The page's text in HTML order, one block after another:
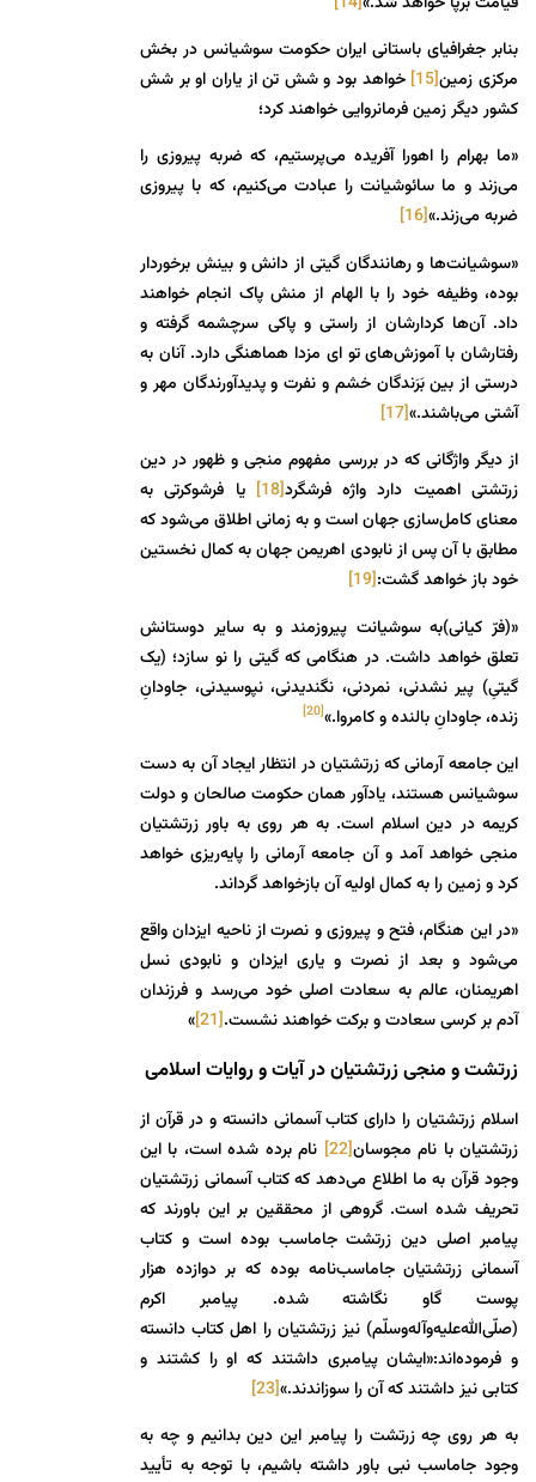
بنابر جغرافیای باستانی ایران حکومت سوشیانس در بخش
مرکزی زمین[15]
خواهد بود و شش تن از یاران او بر شش
کشور دیگر زمین فرمانروایی خواهند کرد؛
«ما بهرام را اهورا آفریده می‌‏پرستیم، که ضربه پیروزی را
می‌‏زند و ما سائوشیانت را عبادت می‌کنیم، که با پیروزی
ضربه می‌زند.»[16]
«سوشیانت‌‏ها و رهانندگان گیتی از دانش و بینش برخوردار
بوده، وظیفه خود را با الهام از منش پاک انجام خواهند
داد. آن‌ها کردارشان از راستی و پاکی سرچشمه گرفته و
رفتارشان با آموزش‌‏های تو ای مزدا هماهنگی دارد. آنان به
درستی از بین بَرَندگان خشم و نفرت و پدیدآورندگان مهر و
آشتی می‌‏باشند.»[17]
از دیگر واژگانی که در بررسی مفهوم منجی و ظهور در دین
زرتشتی اهمیت دارد واژه فرشگرد[18]
یا فرشوکرتی به
معنای کامل‌سازی جهان است و به زمانی اطلاق می‌شود که
مطابق با آن پس از نابودی اهریمن جهان به کمال نخستین
خود باز خواهد گشت:[19]
«(فرّ کیانی)به سوشیانت پیروزمند و به سایر دوستانش
تعلق خواهد داشت. در هنگامی که گیتی را نو سازد؛ (یک
گیتیِ) پیر نشدنی، نمردنی، نگندیدنی، نپوسیدنی، جاودانِ
زنده، جاودانِ بالنده و کامروا.»[20]
این جامعه آرمانی که زرتشتیان در انتظار ایجاد آن به دست
سوشیانس هستند، یادآور همان حکومت صالحان و دولت
کریمه در دین اسلام است. به هر روی به باور زرتشتیان
منجی خواهد آمد و آن جامعه آرمانی را پایه‌ریزی خواهد
کرد و زمین را به کمال اولیه آن بازخواهد گرداند.
«در این هنگام، فتح و پیروزی و نصرت از ناحیه ایزدان واقع
می‌شود و بعد از نصرت و یاری ایزدان و نابودی نسل
اهریمنان، عالم به سعادت اصلی خود می‌رسد و فرزندان
آدم بر کرسی سعادت و برکت خواهند نشست.[21]
»
زرتشت و منجی زرتشتیان در آیات و روایات اسلامی
اسلام زرتشتیان را دارای کتاب آسمانی دانسته و در قرآن از
زرتشتیان با نام مجوسان[22]
نام برده شده است، با این
وجود قرآن به ما اطلاع می‌دهد که کتاب آسمانی زرتشتیان
تحریف شده است. گروهی از محققین بر این باورند که
پیامبر اصلی دین زرتشت جاماسب بوده است و کتاب
آسمانی زرتشتیان جاماسب‌نامه بوده که بر دوازده هزار
پوست گاو نگاشته شده. پیامبر اکرم
(صلّی‌الله‌علیه‌وآله‌و‌سلّم) نیز زرتشتیان را اهل کتاب دانسته
و فرموده‌اند:«ایشان پیامبری داشتند که او را کشتند و
کتابی نیز داشتند که آن را سوزاندند.»[23]
به هر روی چه زرتشت را پیامبر این دین بدانیم و چه به
وجود جاماسب نبی باور داشته باشیم، با توجه به تأیید